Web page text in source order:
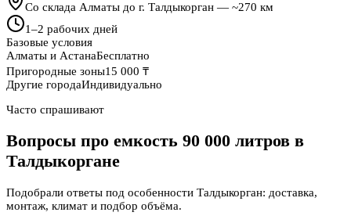
Со склада Алматы до г. Талдыкорган — ~270 км
1–2 рабочих дней
Базовые условия
Алматы и АстанаБесплатно
Пригородные зоны15 000 ₸
Другие городаИндивидуально
Часто спрашивают
Вопросы про емкость 90 000 литров в
Талдыкоргане
Подобрали ответы под особенности Талдыкорган: доставка,
монтаж, климат и подбор объёма.